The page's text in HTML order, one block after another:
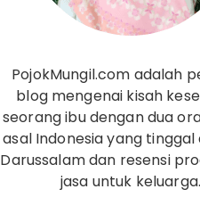
PojokMungil.com adalah
blog mengenai kisah
seorang ibu dengan dua
asal Indonesia yang tinggal
Darussalam dan resensi
jasa untuk keluarga.